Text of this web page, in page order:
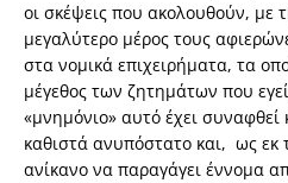
οι σκέψεις που ακολουθούν, με
μεγαλύτερο μέρος τους
στα νομικά επιχειρήματα, τα
μέγεθος των ζητημάτων που
«μνημόνιο» αυτό έχει συναφθεί
καθιστά ανυπόστατο και, ως εκ
ανίκανο να παραγάγει έννομα